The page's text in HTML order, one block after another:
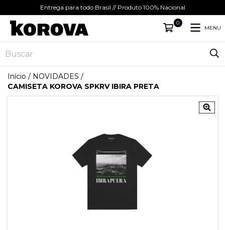
Entrega para todo Brasil // Produto 100% Nacional
0
MENU
Início / NOVIDADES /
CAMISETA KOROVA SPKRV IBIRA PRETA